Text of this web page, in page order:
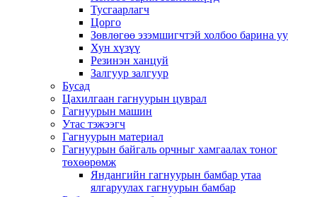
Тусгаарлагч
Цорго
Зөвлөгөө эзэмшигчтэй холбоо барина уу
Хун хүзүү
Резинэн ханцуй
Залгуур залгуур
Бусад
Цахилгаан гагнуурын цуврал
Гагнуурын машин
Утас тэжээгч
Гагнуурын материал
Гагнуурын байгаль орчныг хамгаалах тоног
төхөөрөмж
Яндангийн гагнуурын бамбар утаа
ялгаруулах гагнуурын бамбар